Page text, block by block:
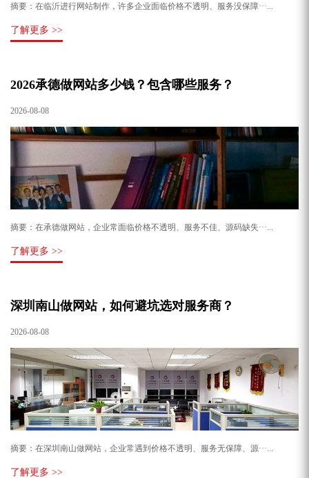
摘要：在临沂进行网站制作，许多企业面临价格不透明、服务没保障···...
了解更多 >>
2026承德做网站多少钱？包含哪些服务？
2026-08-08
摘要：在承德做网站，企业常面临价格不透明、服务不佳、源码缺失···...
了解更多 >>
深圳南山做网站，如何避坑选对服务商？
2026-08-08
摘要：在深圳南山做网站，企业常遇到价格不透明、服务无保障、源···...
了解更多 >>